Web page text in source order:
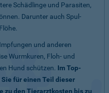
Schädlinge und Parasiten,
Darunter auch Spul-
und anderen
Wurmkuren, Floh- und
Hund schützen. Im Top-
für einen Teil dieser
zu den Tierarztkosten bis zu